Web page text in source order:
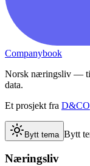
Companybook
Norsk næringsliv —
data.
Et prosjekt fra D&CO
Bytt tema Bytt
Næringsliv